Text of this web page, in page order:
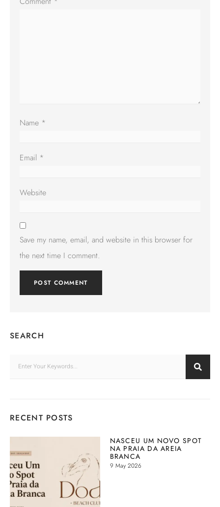
Name *
Email *
Website
Save my name, email, and website in this browser for
the next time I comment.
SEARCH
RECENT POSTS
NASCEU UM NOVO SPOT
NA PRAIA DA AREIA
BRANCA
9 May 2026